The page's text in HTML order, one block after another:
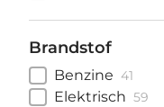
Brandstof
Benzine 41
Elektrisch 59